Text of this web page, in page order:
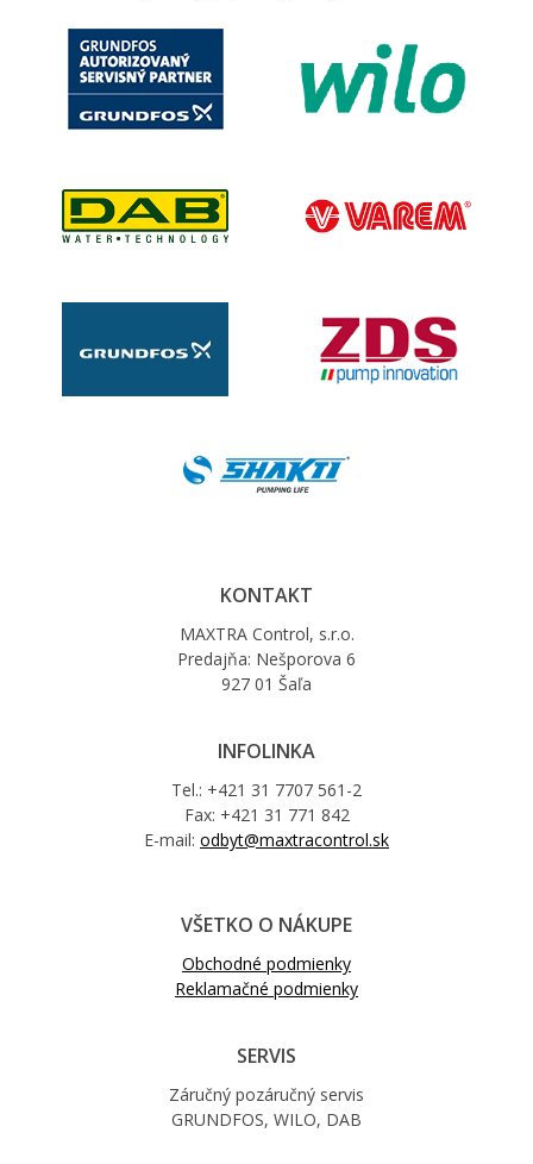
KONTAKT
MAXTRA Control, s.r.o.
Predajňa: Nešporova 6
927 01 Šaľa
INFOLINKA
Tel.: +421 31 7707 561-2
Fax: +421 31 771 842
E-mail: odbyt@maxtracontrol.sk
VŠETKO O NÁKUPE
Obchodné podmienky
Reklamačné podmienky
SERVIS
Záručný pozáručný servis
GRUNDFOS, WILO, DAB